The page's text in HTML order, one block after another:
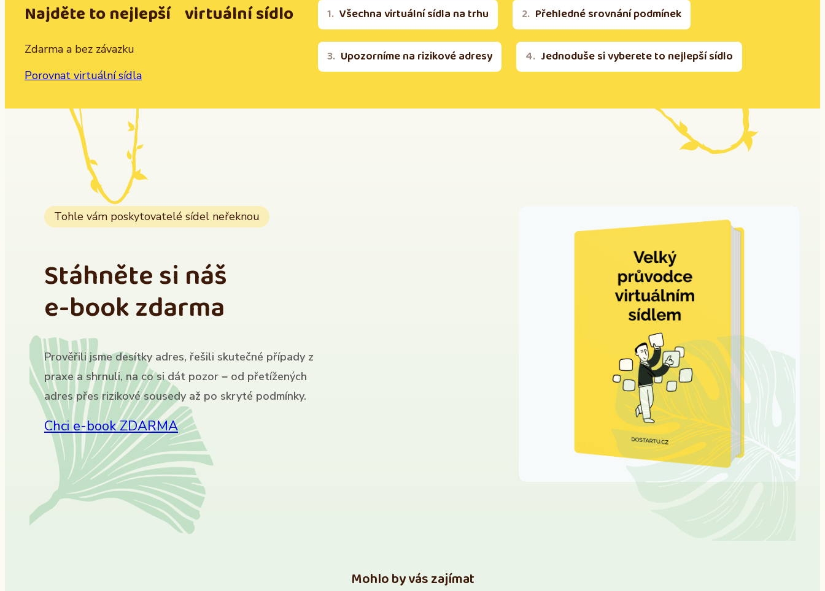
Najděte to nejlepší virtuální sídlo
Zdarma a bez závazku
Porovnat virtuální sídla
Všechna virtuální sídla na trhu Přehledné srovnání podmínek
Upozorníme na rizikové adresy Jednoduše si vyberete to nejlepší sídlo
Tohle vám poskytovatelé sídel neřeknou
Stáhněte si náš
e-book zdarma
Prověřili jsme desítky adres, řešili skutečné případy z
praxe a shrnuli, na co si dát pozor – od přetížených
adres přes rizikové sousedy až po skryté podmínky.
Chci e-book ZDARMA
Mohlo by vás zajímat